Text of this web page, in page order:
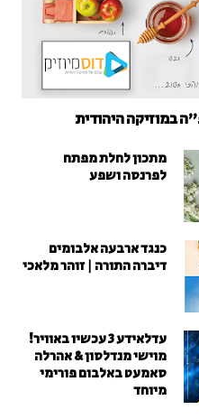
במוזיקה היהודית
מתכון לחלת מפתח
לפרנסה ושפע
כנגד ארבעה אלבומים
דיברה התורה | זוהר מלאכי
עדלאידע 3 עכשיו באוויר!
מוישי מנדלסון & אהרלה
סאמעט באלבום פורימי
מיוחד